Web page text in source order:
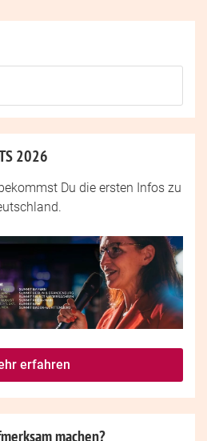
2026
Du die ersten Infos zu
erfahren
machen?